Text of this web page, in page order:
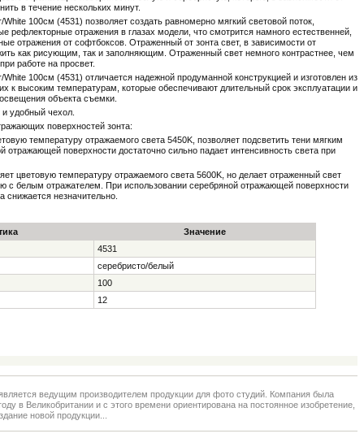
в течение нескольких минут.
100см (4531) позволяет создать равномерно мягкий световой поток,
рефлекторные отражения в глазах модели, что смотрится намного естественней,
отражения от софтбоксов. Отраженный от зонта свет, в зависимости от
как рисующим, так и заполняющим. Отраженный свет немного контрастнее, чем
работе на просвет.
100см (4531) отличается надежной продуманной конструкцией и изготовлен из
к высоким температурам, которые обеспечивают длительный срок эксплуатации и
объекта съемки.
и удобный чехол.
поверхностей зонта:
температуру отражаемого света 5450K, позволяет подсветить тени мягким
отражающей поверхности достаточно сильно падает интенсивность света при
цветовую температуру отражаемого света 5600K, но делает отраженный свет
с белым отражателем. При использовании серебряной отражающей поверхности
снижается незначительно.
Значение
4531
серебристо/белый
100
12
ведущим производителем продукции для фото студий. Компания была
в Великобритании и с этого времени ориентирована на постоянное изобретение,
новой продукции...